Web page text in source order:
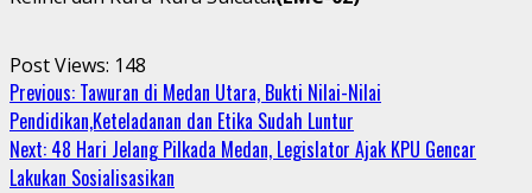
Post Views: 148
Continue
Reading
Previous: Tawuran di Medan Utara, Bukti Nilai-Nilai
Pendidikan,Keteladanan dan Etika Sudah Luntur
Next: 48 Hari Jelang Pilkada Medan, Legislator Ajak KPU Gencar
Lakukan Sosialisasikan